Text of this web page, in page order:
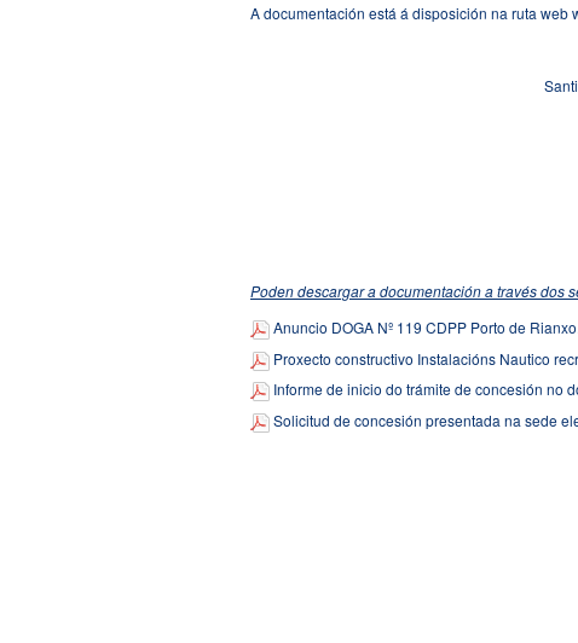
A documentación está á disposición na ruta
Poden descargar a documentación a través dos
Anuncio DOGA Nº 119 CDPP Porto de
Proxecto constructivo Instalacións Nautico
Informe de inicio do trámite de concesión no
Solicitud de concesión presentada na sede